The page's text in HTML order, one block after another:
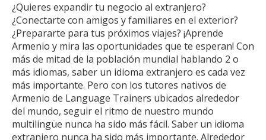
¿Quieres expandir tu negocio al extranjero?
¿Conectarte con amigos y familiares en el exterior?
¿Prepararte para tus próximos viajes? ¡Aprende
Armenio y mira las oportunidades que te esperan! Con
más de mitad de la población mundial hablando 2 o
más idiomas, saber un idioma extranjero es cada vez
más importante. Pero con los tutores nativos de
Armenio de Language Trainers ubicados alrededor
del mundo, seguir el ritmo de nuestro mundo
multilingüe nunca ha sido más fácil. Saber un idioma
extranjero nunca ha sido más importante. Alrededor